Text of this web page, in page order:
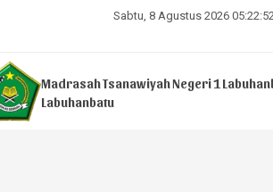
Sabtu, 8 Agustus 2026
Madrasah Tsanawiyah Negeri 1
Labuhanbatu